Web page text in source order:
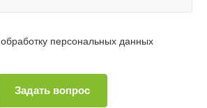
обработку персональных данных